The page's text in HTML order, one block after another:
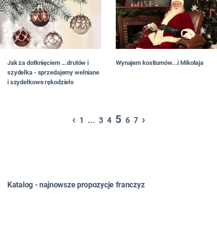
Jak za dotknięciem ...drutów i
szydełka - sprzedajemy wełniane
i szydełkowe rękodzieło
Wynajem kostiumów...i Mikołaja
‹ 1 ... 3 4 5 6 7 ›
Katalog - najnowsze propozycje franczyz